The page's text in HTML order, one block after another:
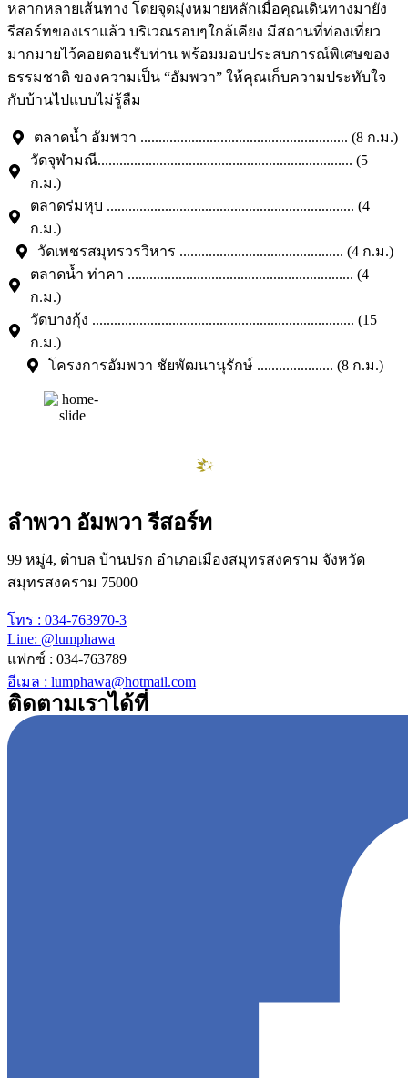
หลากหลายเส้นทาง โดยจุดมุ่งหมายหลักเมื่อคุณเดินทางมายัง
รีสอร์ทของเราแล้ว บริเวณรอบๆใกล้เคียง มีสถานที่ท่องเที่ยว
มากมายไว้คอยตอนรับท่าน พร้อมมอบประสบการณ์พิเศษของ
ธรรมชาติ ของความเป็น “อัมพวา” ให้คุณเก็บความประทับใจ
กับบ้านไปแบบไม่รู้ลืม
ตลาดน้ำ อัมพวา ......................................................... (8 ก.ม.)
วัดจุฬามณี...................................................................... (5
ก.ม.)
ตลาดร่มหุบ .................................................................... (4
ก.ม.)
วัดเพชรสมุทรวรวิหาร ............................................. (4 ก.ม.)
ตลาดน้ำ ท่าคา .............................................................. (4
ก.ม.)
วัดบางกุ้ง ........................................................................ (15
ก.ม.)
โครงการอัมพวา ชัยพัฒนานุรักษ์ ..................... (8 ก.ม.)
ลำพวา อัมพวา รีสอร์ท
99 หมู่4, ตำบล บ้านปรก อำเภอเมืองสมุทรสงคราม จังหวัด
สมุทรสงคราม 75000
โทร : 034-763970-3
Line: @lumphawa
แฟกซ์ : 034-763789
อีเมล : lumphawa@hotmail.com
ติดตามเราได้ที่